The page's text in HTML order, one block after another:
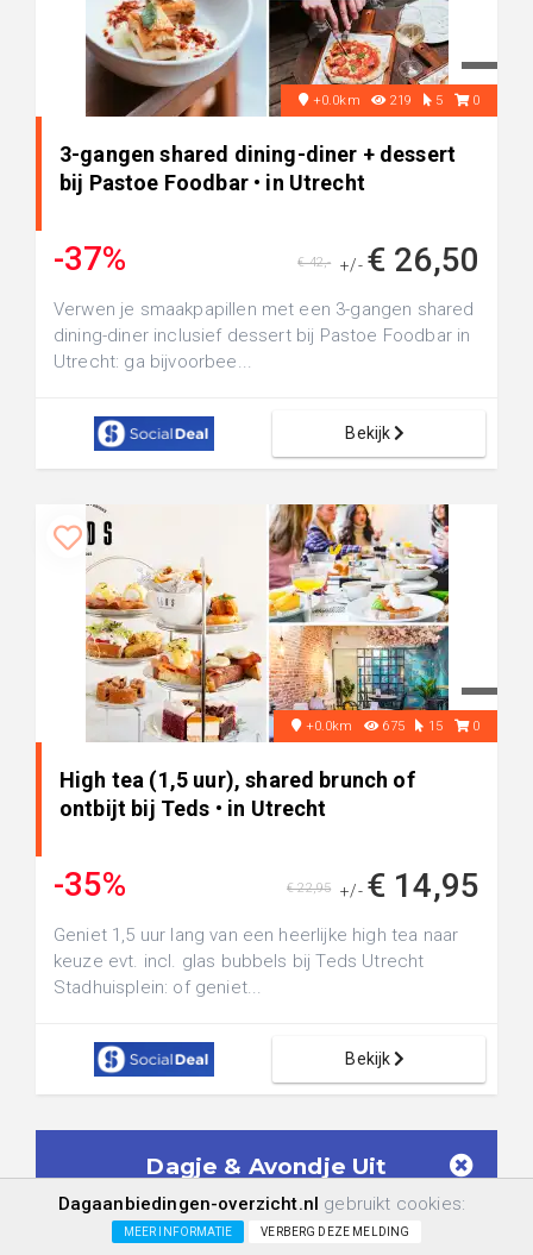
+0.0km 219 5 0
3-gangen shared dining-diner + dessert
bij Pastoe Foodbar • in Utrecht
-37% +/- € 26,50
€ 42,-
Verwen je smaakpapillen met een 3-gangen shared
dining-diner inclusief dessert bij Pastoe Foodbar in
Utrecht: ga bijvoorbee...
Bekijk
+0.0km 675 15 0
High tea (1,5 uur), shared brunch of
ontbijt bij Teds • in Utrecht
-35% +/- € 14,95
€ 22,95
Geniet 1,5 uur lang van een heerlijke high tea naar
keuze evt. incl. glas bubbels bij Teds Utrecht
Stadhuisplein: of geniet...
Bekijk
Dagje & Avondje Uit
Aanbiedingen in je mailbox!
Geen spam meer. Ontvang alléénDagje &
Dagaanbiedingen-overzicht.nl gebruikt cookies:
MEER INFORMATIE VERBERG DEZE MELDING